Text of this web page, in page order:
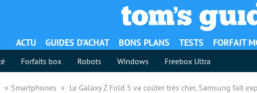
ACTU GUIDES D’ACHAT BONS PLANS TESTS FORFAIT
Forfaits box Robots Windows Freebox Ultra
Smartphones Le Galaxy Z Fold 5 va coûter très cher, Samsung fait